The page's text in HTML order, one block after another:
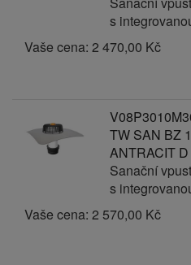
s
Vaše cena: 2 470,00 Kč
TW SAN BZ
ANTRACIT
Sanační
s
Vaše cena: 2 570,00 Kč